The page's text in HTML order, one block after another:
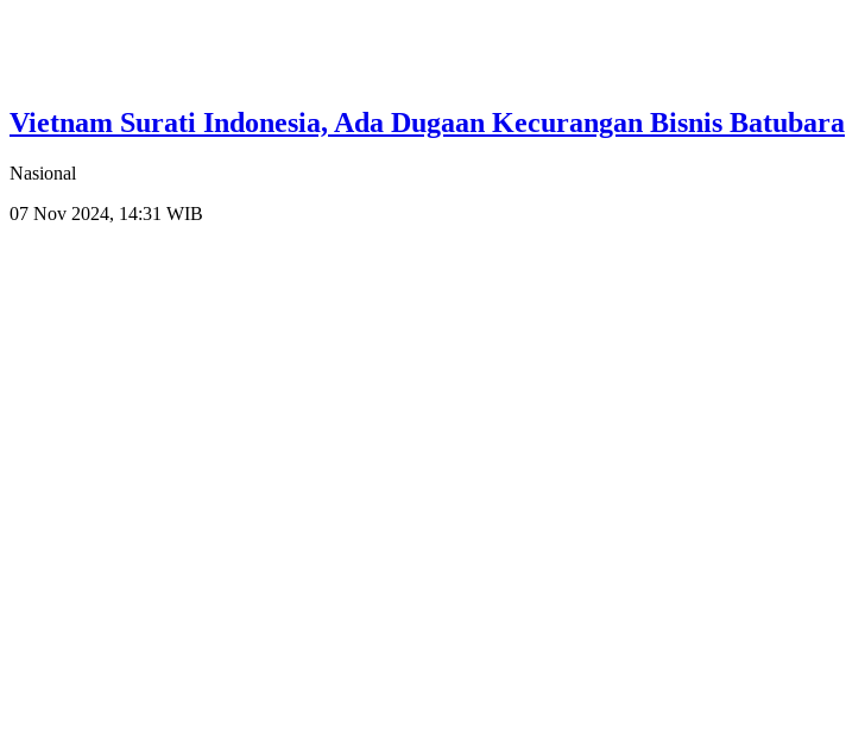
Vietnam Surati Indonesia, Ada Dugaan Kecurangan Bisnis Batubara
Nasional
07 Nov 2024, 14:31 WIB